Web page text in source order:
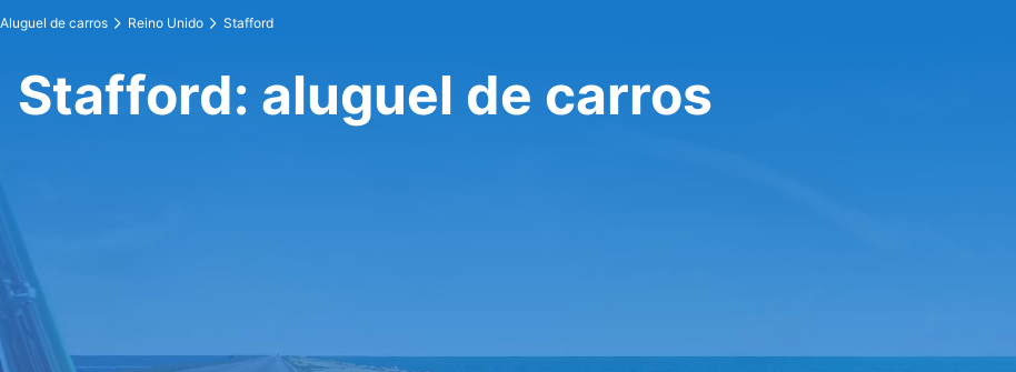
Aluguel de carros Reino Unido Stafford
Stafford: aluguel de carros